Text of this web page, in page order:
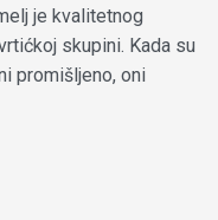
je kvalitetnog
skupini. Kada su
promišljeno, oni